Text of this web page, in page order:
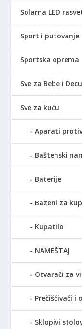
Solarna LED
Sport i putovanje
Sportska oprema
Sve za Bebe i Decu
Sve za kuću
Aparati
Baštenski
Baterije
Bazeni za
Kupatilo
NAMEŠTAJ
Otvarači za
Prečišćivači i
Sklopivi